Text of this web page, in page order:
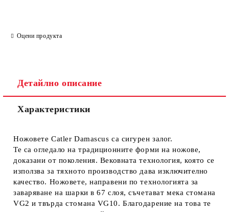
Оцени продукта
Детайлно описание
Характеристики
Ножовете Catler Damascus са сигурен залог.
Те са огледало на традиционните форми на ножове,
доказани от поколения. Вековната технология, която се
използва за тяхното производство дава изключително
качество. Ножовете, направени по технологията за
заваряване на шарки в 67 слоя, съчетават мека стомана
VG2 и твърда стомана VG10. Благодарение на това те